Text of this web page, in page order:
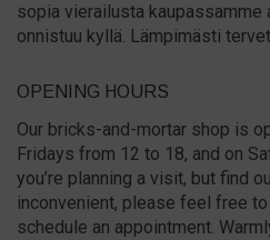
sopia vierailusta kaupassamme
onnistuu kyllä. Lämpimästi
OPENING HOURS
Our bricks-and-mortar shop is
Fridays from 12 to 18, and on
you’re planning a visit, but find
inconvenient, please feel free
schedule an appointment.